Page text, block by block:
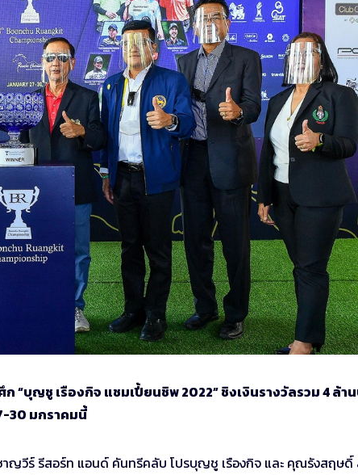
บุญชู เรืองกิจ แชมเปี้ยนชิพ 2022” ชิงเงินรางวัลรวม 4 ล้า
30 มกราคมนี้
ญวีร์ รีสอร์ท แอนด์ คันทรีคลับ โปรบุญชู เรืองกิจ และ คุณรังสฤษ